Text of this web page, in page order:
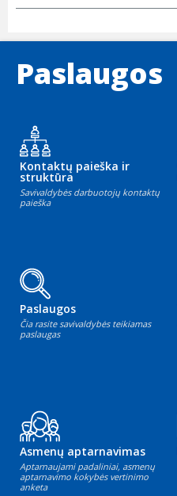
Paslaugos
Kontaktų paieška ir
struktūra
Savivaldybės darbuotojų kontaktų
paieška
Paslaugos
Čia rasite savivaldybės teikiamas
paslaugas
Asmenų aptarnavimas
Aptarnaujami padaliniai, asmenų
aptarnavimo kokybės vertinimo
anketa